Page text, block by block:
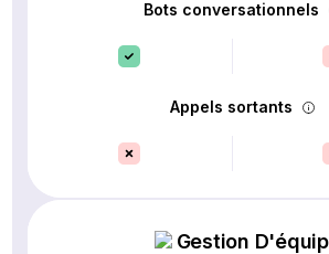
Bots conversationnels
Appels sortants
Gestion